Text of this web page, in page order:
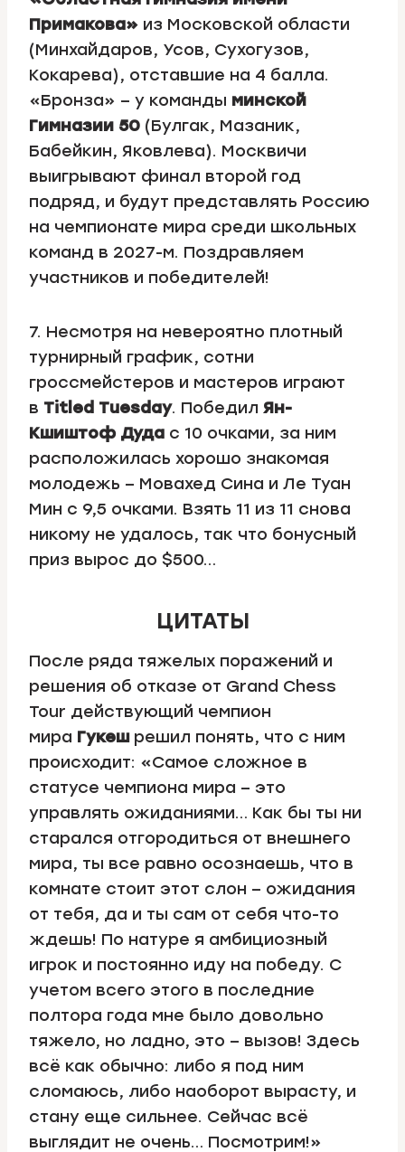
Примакова» из Московской области
(Минхайдаров, Усов, Сухогузов,
Кокарева), отставшие на 4 балла.
«Бронза» – у команды минской
Гимназии 50 (Булгак, Мазаник,
Бабейкин, Яковлева). Москвичи
выигрывают финал второй год
подряд, и будут представлять Россию
на чемпионате мира среди школьных
команд в 2027-м. Поздравляем
участников и победителей!
7. Несмотря на невероятно плотный
турнирный график, сотни
гроссмейстеров и мастеров играют
в Titled Tuesday. Победил Ян-
Кшиштоф Дуда с 10 очками, за ним
расположилась хорошо знакомая
молодежь – Мовахед Сина и Ле Туан
Мин с 9,5 очками. Взять 11 из 11 снова
никому не удалось, так что бонусный
приз вырос до $500…
ЦИТАТЫ
После ряда тяжелых поражений и
решения об отказе от Grand Chess
Tour действующий чемпион
мира Гукешрешил понять, что с ним
происходит: «Самое сложное в
статусе чемпиона мира – это
управлять ожиданиями… Как бы ты ни
старался отгородиться от внешнего
мира, ты все равно осознаешь, что в
комнате стоит этот слон – ожидания
от тебя, да и ты сам от себя что-то
ждешь! По натуре я амбициозный
игрок и постоянно иду на победу. С
учетом всего этого в последние
полтора года мне было довольно
тяжело, но ладно, это – вызов! Здесь
всё как обычно: либо я под ним
сломаюсь, либо наоборот вырасту, и
стану еще сильнее. Сейчас всё
выглядит не очень… Посмотрим!»